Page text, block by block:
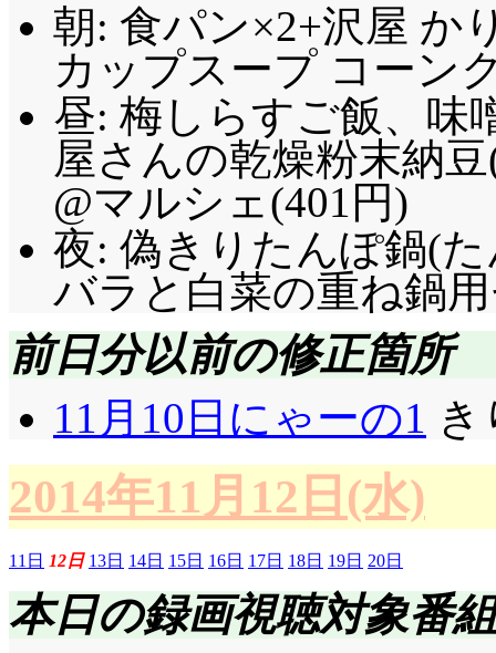
朝: 食パン×2+沢屋 か
カップスープ コーン
昼: 梅しらすご飯、味
屋さんの乾燥粉末納
@マルシェ(401円)
夜: 偽きりたんぽ鍋(
バラと白菜の重ね鍋
前日分以前の修正箇所
11月10日にゃーの1
2014年11月12日(水)
11日 12日 13日 14日 15日 16日 17日 18日 19日 20日
本日の録画視聴対象番組